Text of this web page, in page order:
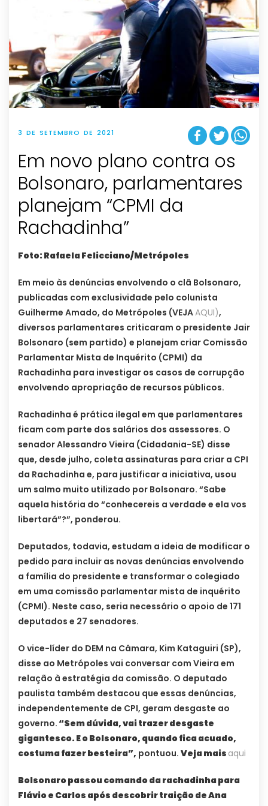
3 DE SETEMBRO DE 2021
Em novo plano contra os
Bolsonaro, parlamentares
planejam “CPMI da
Rachadinha”
Foto: Rafaela Felicciano/Metrópoles
Em meio às denúncias envolvendo o clã Bolsonaro,
publicadas com exclusividade pelo colunista
Guilherme Amado, do Metrópoles (VEJAAQUI),
diversos parlamentares criticaram o presidente Jair
Bolsonaro (sem partido) e planejam criar Comissão
Parlamentar Mista de Inquérito (CPMI) da
Rachadinha para investigar os casos de corrupção
envolvendo apropriação de recursos públicos.
Rachadinha é prática ilegal em que parlamentares
ficam com parte dos salários dos assessores. O
senador Alessandro Vieira (Cidadania-SE) disse
que, desde julho, coleta assinaturas para criar a CPI
da Rachadinha e, para justificar a iniciativa, usou
um salmo muito utilizado por Bolsonaro. “Sabe
aquela história do “conhecereis a verdade e ela vos
libertará”?”, ponderou.
Deputados, todavia, estudam a ideia de modificar o
pedido para incluir as novas denúncias envolvendo
a família do presidente e transformar o colegiado
em uma comissão parlamentar mista de inquérito
(CPMI). Neste caso, seria necessário o apoio de 171
deputados e 27 senadores.
O vice-líder do DEM na Câmara, Kim Kataguiri (SP),
disse ao Metrópoles vai conversar com Vieira em
relação à estratégia da comissão. O deputado
paulista também destacou que essas denúncias,
independentemente de CPI, geram desgaste ao
governo. “Sem dúvida, vai trazer desgaste
gigantesco. E o Bolsonaro, quando fica acuado,
costuma fazer besteira”, pontuou. Veja mais aqui
Bolsonaro passou comando da rachadinha para
Flávio e Carlos após descobrir traição de Ana